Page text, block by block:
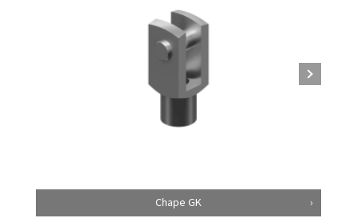
Chape GK